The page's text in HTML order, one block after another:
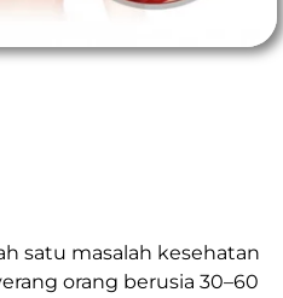
satu masalah kesehatan
orang berusia 30–60